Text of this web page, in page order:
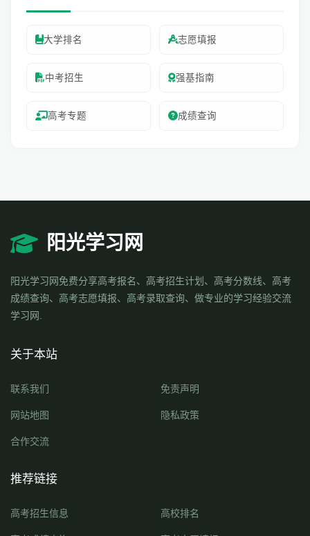
大学排名 志愿填报
中考招生 强基指南
高考专题 成绩查询
阳光学习网
阳光学习网免费分享高考报名、高考招生计划、高考分数线、高考
成绩查询、高考志愿填报、高考录取查询、做专业的学习经验交流
学习网.
关于本站
联系我们 免责声明
网站地图 隐私政策
合作交流
推荐链接
高考招生信息 高校排名